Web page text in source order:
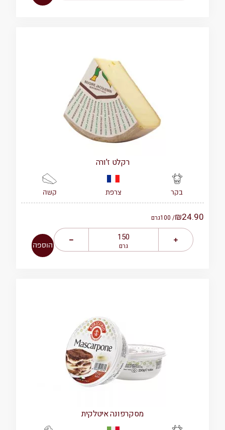
רקלט ז’ורה
בקר צרפת קשה
₪24.90
/ 100 גרם
גרם הוספה
מסקרפונה איטלקית